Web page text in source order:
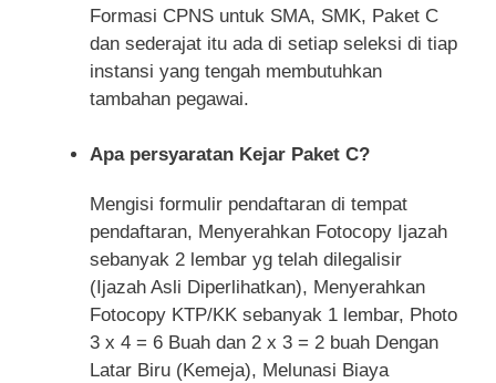
Formasi CPNS untuk SMA, SMK, Paket C
dan sederajat itu ada di setiap seleksi di tiap
instansi yang tengah membutuhkan
tambahan pegawai.
Apa persyaratan Kejar Paket C?
Mengisi formulir pendaftaran di tempat
pendaftaran, Menyerahkan Fotocopy Ijazah
sebanyak 2 lembar yg telah dilegalisir
(Ijazah Asli Diperlihatkan), Menyerahkan
Fotocopy KTP/KK sebanyak 1 lembar, Photo
3 x 4 = 6 Buah dan 2 x 3 = 2 buah Dengan
Latar Biru (Kemeja), Melunasi Biaya